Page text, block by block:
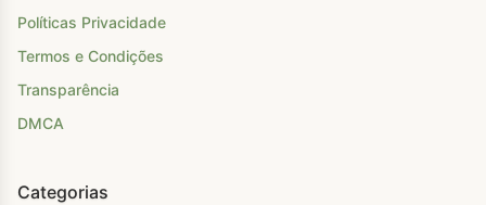
Políticas Privacidade
Termos e Condições
Transparência
DMCA
Categorias